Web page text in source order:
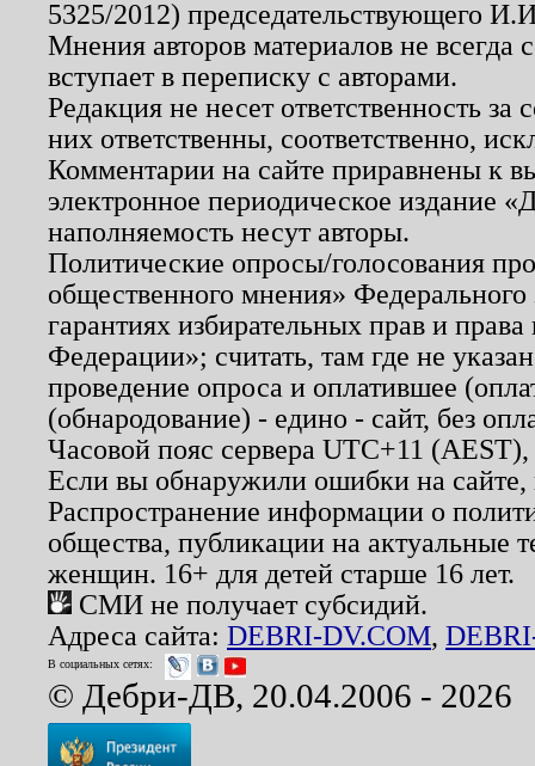
5325/2012) председательствующего
Мнения авторов материалов не
вступает в переписку с авторами.
Редакция не несет ответственность
них ответственны, соответственно,
Комментарии на сайте приравнены к
электронное периодическое издание
наполняемость несут авторы.
Политические опросы/голосования
общественного мнения»
гарантиях избирательных прав и
Федерации»; считать, там где не
проведение опроса и оплатившее
(обнародование) - едино - сайт, без
Часовой пояс сервера UTC+11
Если вы обнаружили ошибки на
Распространение информации о
общества, публикации на актуальные
женщин. 16+ для детей старше 16 лет.
СМИ не получает субсидий.
Адреса сайта: DEBRI-DV.COM,
В социальных сетях:
© Дебри-ДВ, 20.04.2006 - 2026